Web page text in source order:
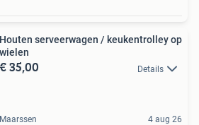
Houten serveerwagen / keukentrolley op
wielen
€ 35,00 Details
Maarssen 4 aug 26